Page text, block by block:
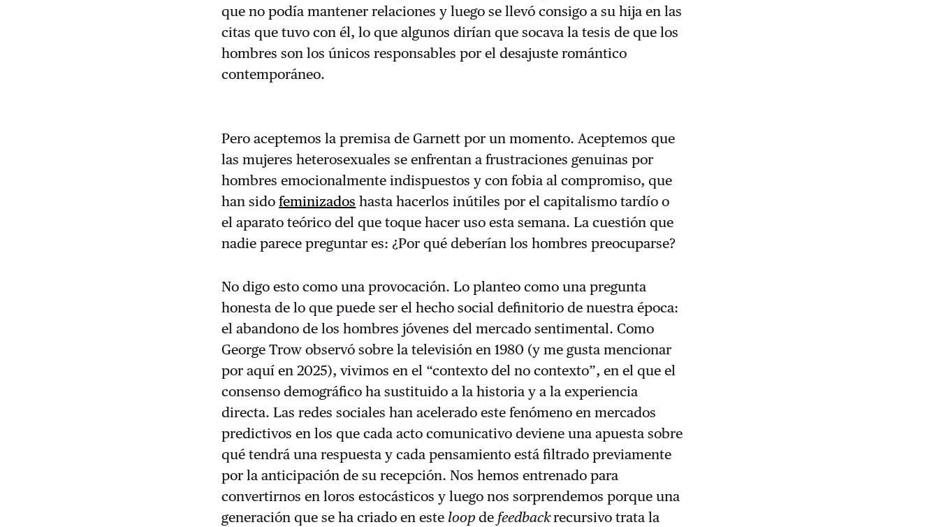
que no podía mantener relaciones y luego se llevó consigo a su hija en las
citas que tuvo con él, lo que algunos dirían que socava la tesis de que los
hombres son los únicos responsables por el desajuste romántico
contemporáneo.
Pero aceptemos la premisa de Garnett por un momento. Aceptemos que
las mujeres heterosexuales se enfrentan a frustraciones genuinas por
hombres emocionalmente indispuestos y con fobia al compromiso, que
han sidofeminizados hasta hacerlos inútiles por el capitalismo tardío o
el aparato teórico del que toque hacer uso esta semana. La cuestión que
nadie parece preguntar es: ¿Por qué deberían los hombres preocuparse?
No digo esto como una provocación. Lo planteo como una pregunta
honesta de lo que puede ser el hecho social definitorio de nuestra época:
el abandono de los hombres jóvenes del mercado sentimental. Como
George Trow observó sobre la televisión en 1980 (y me gusta mencionar
por aquí en 2025), vivimos en el “contexto del no contexto”, en el que el
consenso demográfico ha sustituido a la historia y a la experiencia
directa. Las redes sociales han acelerado este fenómeno en mercados
predictivos en los que cada acto comunicativo deviene una apuesta sobre
qué tendrá una respuesta y cada pensamiento está filtrado previamente
por la anticipación de su recepción. Nos hemos entrenado para
convertirnos en loros estocásticos y luego nos sorprendemos porque una
generación que se ha criado en este loop de feedbackrecursivo trata la